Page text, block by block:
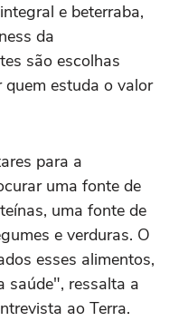
e beterraba,
da
são escolhas
quem estuda o valor
para a
uma fonte de
uma fonte de
e verduras. O
esses alimentos,
saúde", ressalta a
ao Terra.